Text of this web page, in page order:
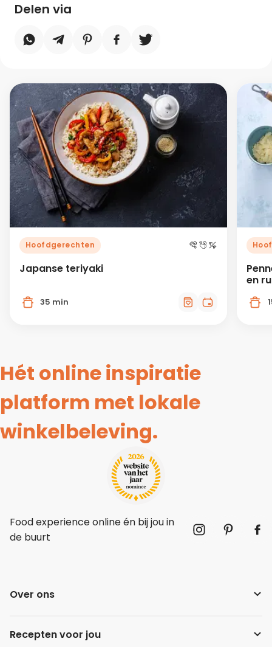
Delen via
Hoofdgerechten
Japanse teriyaki
35 min
en
Hét online inspiratie
platform met lokale
winkelbeleving.
Food experience online én bij jou in
de buurt
Over ons
Recepten voor jou